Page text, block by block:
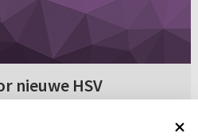
nieuwe HSV